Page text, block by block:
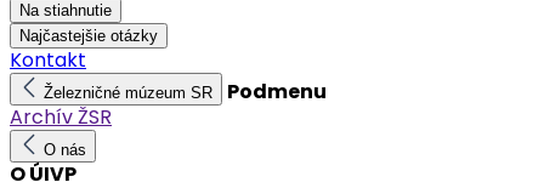
Na stiahnutie
Najčastejšie otázky
Kontakt
Železničné múzeum SR
Podmenu
Archív ŽSR
O nás
O ÚIVP